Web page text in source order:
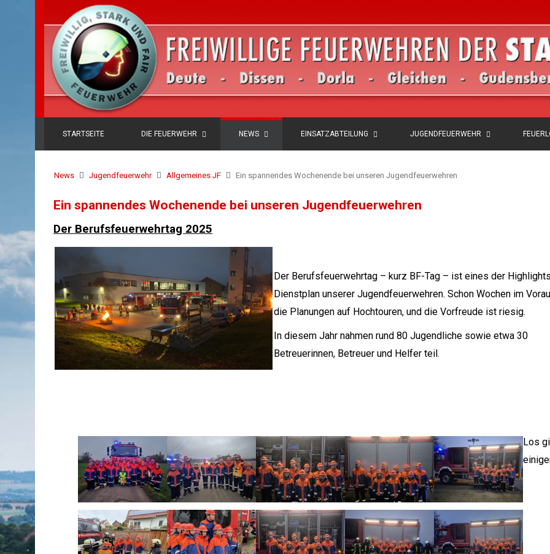
STARTSEITE DIE FEUERWEHR NEWS EINSATZABTEILUNG JUGENDFEUERWEHR
News Jugendfeuerwehr Allgemeines JF Ein spannendes Wochenende bei unseren Jugendfeuerwehren
Ein spannendes Wochenende bei unseren Jugendfeuerwehren
Der Berufsfeuerwehrtag 2025
Der Berufsfeuerwehrtag – kurz BF-Tag – ist eines der
Dienstplan unserer Jugendfeuerwehren. Schon Wochen im
die Planungen auf Hochtouren, und die Vorfreude ist riesig.
In diesem Jahr nahmen rund 80 Jugendliche sowie etwa 30
Betreuerinnen, Betreuer und Helfer teil.
Los